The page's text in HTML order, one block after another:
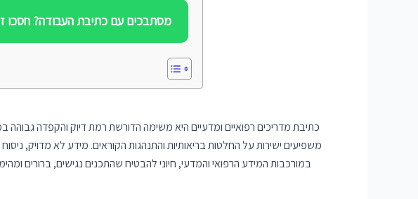
מסתבכים עם כתיבת העבודה? חסכו
כתיבת מדריכים רפואיים ומדעיים היא משימה הדורשת רמת דיוק והקפדה גבוהה
משפיעים ישירות על החלטות בריאותיות והתנהגות הקוראים. מידע לא מדויק,